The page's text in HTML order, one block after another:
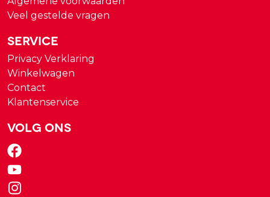
Veel gestelde vragen
Service
Privacy Verklaring
Winkelwagen
Contact
Klantenservice
Volg ons